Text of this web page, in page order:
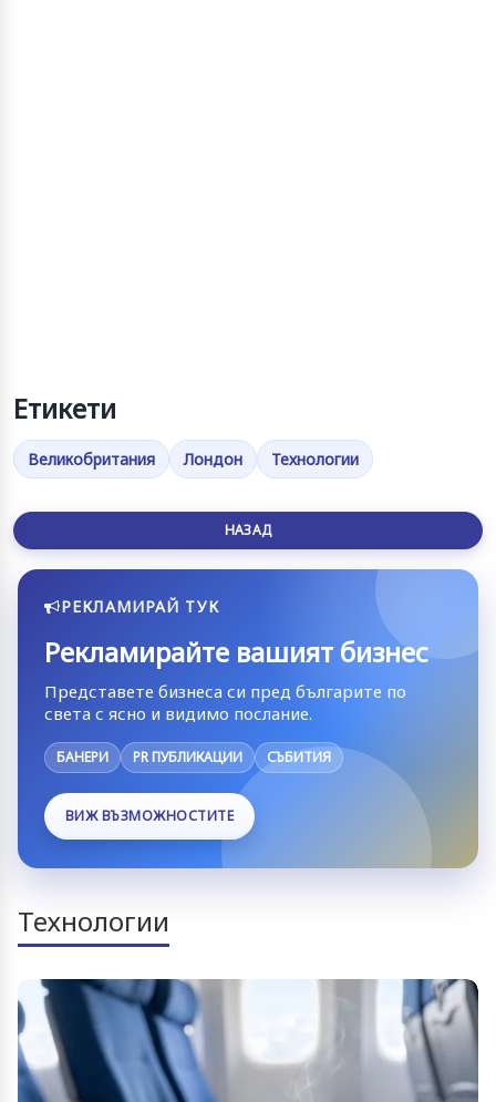
Етикети
Великобритания Лондон Технологии
НАЗАД
РЕКЛАМИРАЙ ТУК
Рекламирайте вашият бизнес
Представете бизнеса си пред българите по
света с ясно и видимо послание.
БАНЕРИ PR ПУБЛИКАЦИИ СЪБИТИЯ
ВИЖ ВЪЗМОЖНОСТИТЕ
Технологии